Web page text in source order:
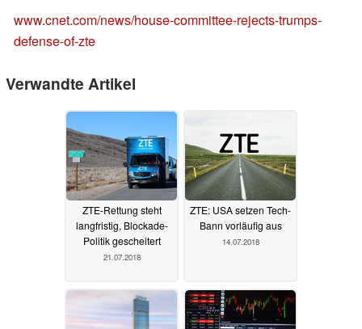
www.cnet.com/news/house-committee-rejects-trumps-
defense-of-zte
Verwandte Artikel
ZTE-Rettung steht
langfristig, Blockade-
Politik gescheitert
21.07.2018
ZTE: USA setzen Tech-
Bann vorläufig aus
14.07.2018